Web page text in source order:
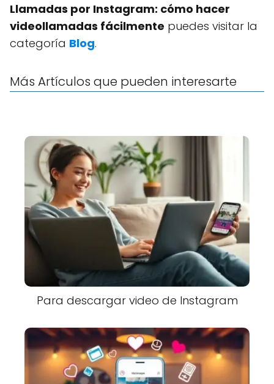
Llamadas por Instagram: cómo hacer
videollamadas fácilmente puedes visitar la
categoría Blog.
Más Artículos que pueden interesarte
Para descargar video de Instagram